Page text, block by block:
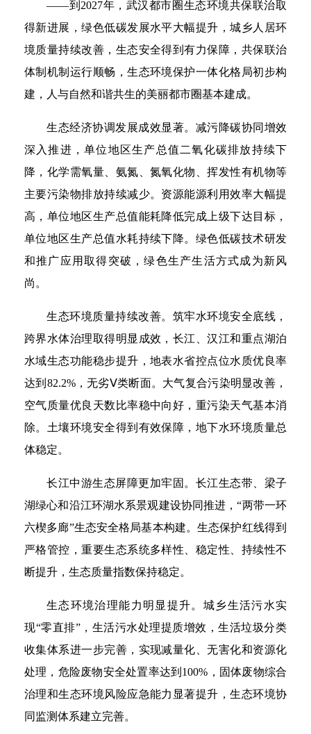
——到2027年，武汉都市圈生态环境共保联治取
得新进展，绿色低碳发展水平大幅提升，城乡人居环
境质量持续改善，生态安全得到有力保障，共保联治
体制机制运行顺畅，生态环境保护一体化格局初步构
建，人与自然和谐共生的美丽都市圈基本建成。
生态经济协调发展成效显著。减污降碳协同增效
深入推进，单位地区生产总值二氧化碳排放持续下
降，化学需氧量、氨氮、氮氧化物、挥发性有机物等
主要污染物排放持续减少。资源能源利用效率大幅提
高，单位地区生产总值能耗降低完成上级下达目标，
单位地区生产总值水耗持续下降。绿色低碳技术研发
和推广应用取得突破，绿色生产生活方式成为新风
尚。
生态环境质量持续改善。筑牢水环境安全底线，
跨界水体治理取得明显成效，长江、汉江和重点湖泊
水域生态功能稳步提升，地表水省控点位水质优良率
达到82.2%，无劣Ⅴ类断面。大气复合污染明显改善，
空气质量优良天数比率稳中向好，重污染天气基本消
除。土壤环境安全得到有效保障，地下水环境质量总
体稳定。
长江中游生态屏障更加牢固。长江生态带、梁子
湖绿心和沿江环湖水系景观建设协同推进，“两带一环
六楔多廊”生态安全格局基本构建。生态保护红线得到
严格管控，重要生态系统多样性、稳定性、持续性不
断提升，生态质量指数保持稳定。
生态环境治理能力明显提升。城乡生活污水实
现“零直排”，生活污水处理提质增效，生活垃圾分类
收集体系进一步完善，实现减量化、无害化和资源化
处理，危险废物安全处置率达到100%，固体废物综合
治理和生态环境风险应急能力显著提升，生态环境协
同监测体系建立完善。